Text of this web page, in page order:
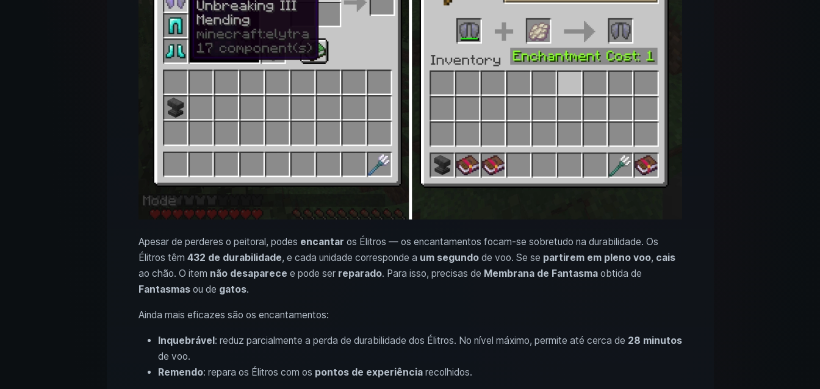
Apesar de perderes o peitoral, podes encantar os Élitros — os encantamentos focam-se sobretudo na durabilidade. Os
Élitros têm 432 de durabilidade, e cada unidade corresponde a um segundode voo. Se se partirem em pleno voo, cais
ao chão. O item não desaparece e pode ser reparado. Para isso, precisas de Membrana de Fantasmaobtida de
Fantasmasou de gatos.
Ainda mais eficazes são os encantamentos:
Inquebrável: reduz parcialmente a perda de durabilidade dos Élitros. No nível máximo, permite até cerca de 28 minutos
de voo.
Remendo: repara os Élitros com os pontos de experiênciarecolhidos.